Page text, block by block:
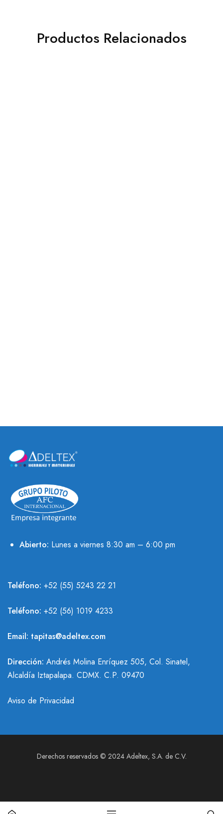
Productos Relacionados
Abierto: Lunes a viernes 8:30 am – 6:00 pm
Teléfono: +52 (55) 5243 22 21
Teléfono: +52 (56) 1019 4233
Email: tapitas@adeltex.com
Dirección: Andrés Molina Enríquez 505, Col. Sinatel,
Alcaldía Iztapalapa. CDMX. C.P. 09470
Aviso de Privacidad
Derechos reservados © 2024 Adeltex, S.A. de C.V.